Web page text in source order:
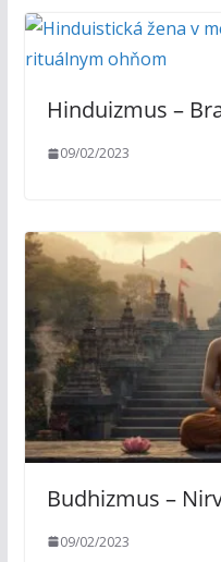
Hinduizmus –
09/02/2023
Budhizmus –
09/02/2023